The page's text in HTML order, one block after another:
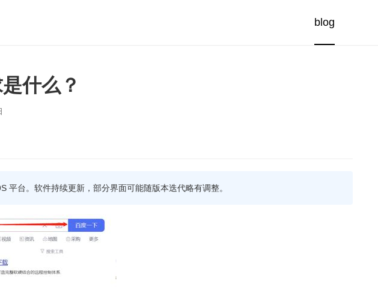
blog
什么？
台。软件持续更新，部分界面可能随版本迭代略有调整。